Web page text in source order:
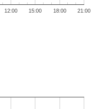
12:00 15:00 18:00 21:00